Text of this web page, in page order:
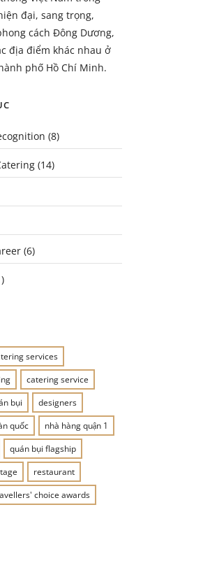
đại, sang trọng,
cách Đông Dương,
địa điểm khác nhau ở
phố Hồ Chí Minh.
(8)
(14)
(6)
services
catering service
bụi
designers
quốc
nhà hàng quận 1
quán bụi flagship
restaurant
choice awards